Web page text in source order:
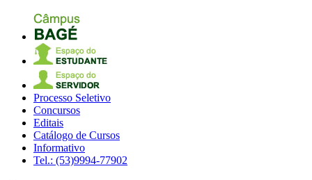
Processo Seletivo
Concursos
Editais
Catálogo de Cursos
Informativo
Tel.: (53)9994-77902